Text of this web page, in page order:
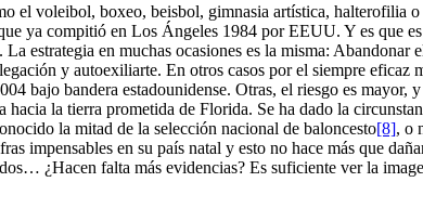
el voleibol, boxeo, beisbol, gimnasia artística, halterofilia
ya compitió en Los Ángeles 1984 por EEUU. Y es que
La estrategia en muchas ocasiones es la misma:
y autoexiliarte. En otros casos por el siempre
bajo bandera estadounidense. Otras, el riesgo es mayor,
la tierra prometida de Florida. Se ha dado la
la mitad de la selección nacional de baloncesto[8], o
impensables en su país natal y esto no hace más que
¿Hacen falta más evidencias? Es suficiente ver la